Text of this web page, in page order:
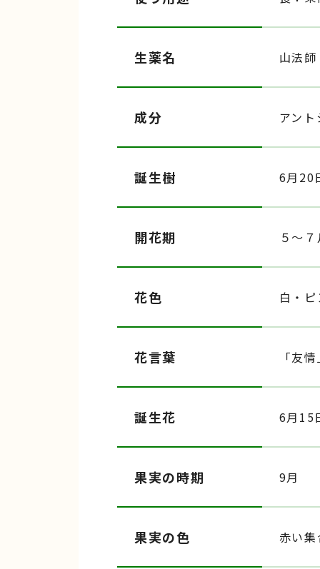
生薬名 山法師
成分 アン
誕生樹 6月20
開花期 ５〜７
花色 白・
花言葉 「友情
誕生花 6月15
果実の時期 9月
果実の色 赤い集